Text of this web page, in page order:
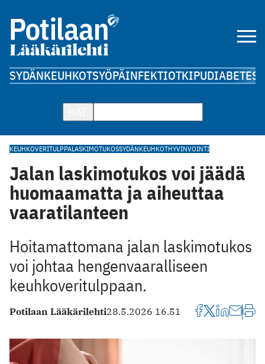
SYDÄNKEUHKOTSYÖPÄINFEKTIOTKIPUDIABETES
KEUHKOVERITULPPALASKIMOTUKOSSYDÄNKEUHKOTHYVINVOINTI
Jalan laskimotukos voi jäädä
huomaamatta ja aiheuttaa
vaaratilanteen
Hoitamattomana jalan laskimotukos
voi johtaa hengenvaaralliseen
keuhkoveritulppaan.
Potilaan Lääkärilehti28.5.2026 16.51